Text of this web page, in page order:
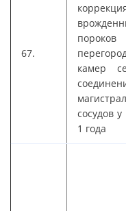
67.
пороков
камер
сосудов
1 года